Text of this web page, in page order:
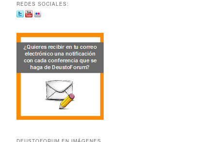
REDES SOCIALES: